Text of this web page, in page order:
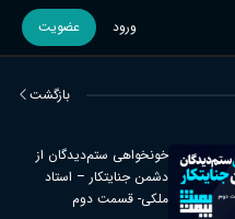
ورود عضویت
بازگشت
خونخواهی ستم‌دیدگان از
دشمن جنایتکار – استاد
ملکی- قسمت دوم